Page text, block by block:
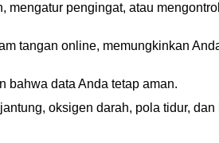
mengatur pengingat, atau
tangan online, memungkinkan
bahwa data Anda tetap aman.
oksigen darah, pola tidur,